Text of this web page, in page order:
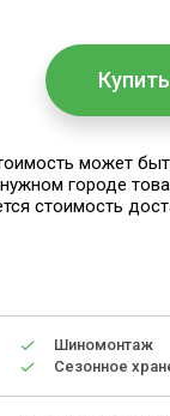
может
городе
стоимость
Шиномонтаж
Сезонное